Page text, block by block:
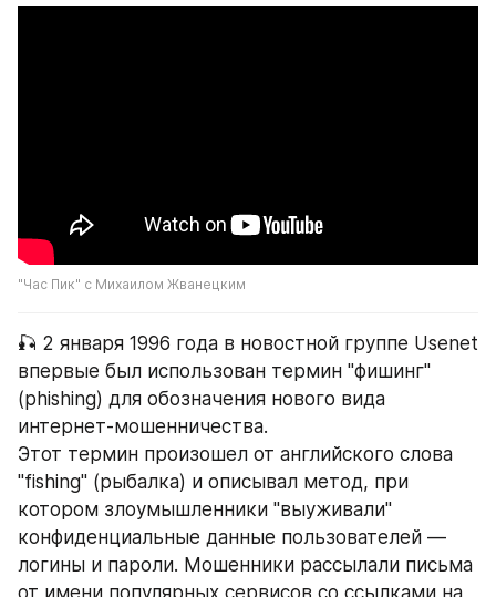
"Час Пик" с Михаилом Жванецким
🎣 2 января 1996 года в новостной группе Usenet
впервые был использован термин "фишинг"
(phishing) для обозначения нового вида
интернет-мошенничества.
Этот термин произошел от английского слова
"fishing" (рыбалка) и описывал метод, при
котором злоумышленники "выуживали"
конфиденциальные данные пользователей —
логины и пароли. Мошенники рассылали письма
от имени популярных сервисов со ссылками на